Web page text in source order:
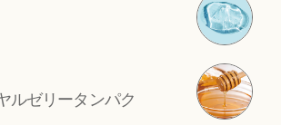
ルゼリータンパク